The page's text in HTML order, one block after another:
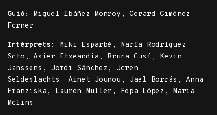
Guió: Miguel Ibáñez Monroy, Gerard Giménez
Forner
Intèrprets: Miki Esparbé, María Rodríguez
Soto, Asier Etxeandia, Bruna Cusí, Kevin
Janssens, Jordi Sánchez, Joren
Seldeslachts, Ainet Jounou, Jael Borrás, Anna
Franziska, Lauren Müller, Pepa López, Maria
Molins